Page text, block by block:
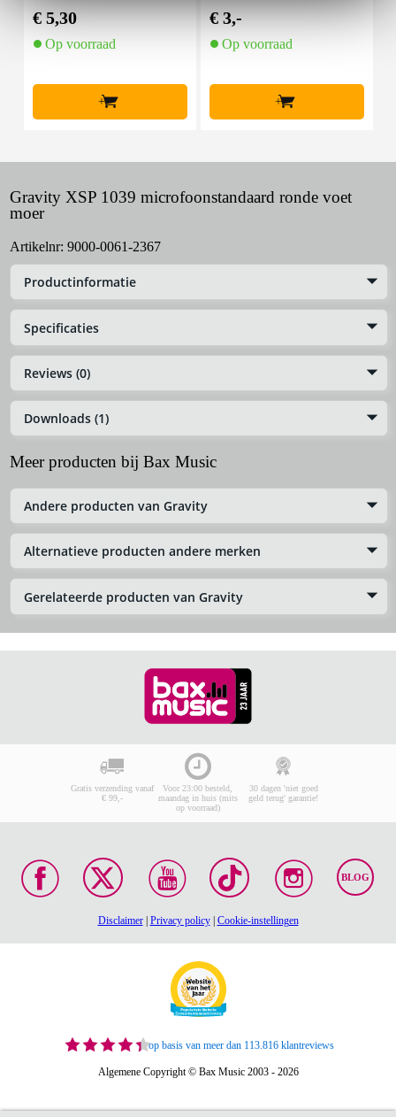
€ 5,30
Op voorraad
+
€ 3,-
Op voorraad
+
Gravity XSP 1039 microfoonstandaard ronde voet
moer
Artikelnr: 9000-0061-2367
Productinformatie
Specificaties
Reviews (0)
Downloads (1)
Meer producten bij Bax Music
Andere producten van Gravity
Alternatieve producten andere merken
Gerelateerde producten van Gravity
Gratis verzending vanaf
€ 99,-
Voor 23:00 besteld,
maandag in huis (mits
op voorraad)
30 dagen 'niet goed
geld terug' garantie!
BLOG
Disclaimer| Privacy policy| Cookie-instellingen
op basis van meer dan 113.816 klantreviews
Algemene Copyright © Bax Music 2003 - 2026